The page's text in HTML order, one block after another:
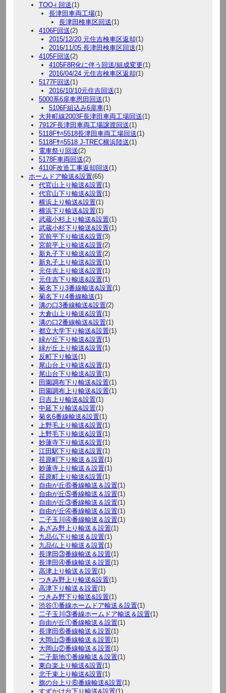
TOQ-i 回送(1)
長津田車両工場(1)
長津田検車区回送(1)
4106F回送(2)
2015/12/20 元住吉検車区返却(1)
2016/11/05 長津田検車区回送(1)
4105F回送(2)
4105F8R化に伴う回送/組成変更(1)
2016/04/24 元住吉検車区返却(1)
5177F回送(1)
2016/10/10元住吉回送(1)
5000系6扉車恩田回送(1)
5106F組込み6扉車(1)
大井町線2003F長津田車両工場回送(1)
7912F長津田車両工場譲渡回送(1)
5118Fｻﾊ5518長津田車両工場回送(1)
5118Fｻﾊ5518 J-TREC横浜陸送(1)
電車祭り回送(2)
5178F車両回送(2)
4110F改造工事返却回送(1)
ホームドア輸送&設置(65)
代官山上り輸送&設置(1)
代官山下り輸送&設置(1)
横浜上り輸送&設置(1)
横浜下り輸送&設置(1)
武蔵小杉上り輸送&設置(1)
武蔵小杉下り輸送&設置(1)
宮前平下り輸送&設置(3)
宮前平上り輸送&設置(2)
新丸子下り輸送&設置(2)
新丸子上り輸送&設置(1)
元住吉上り輸送&設置(1)
元住吉下り輸送&設置(1)
菊名下り3番線輸送&設置(1)
菊名下り4番線輸送(1)
溝の口3番線輸送&設置(2)
大倉山上り輸送&設置(1)
溝の口2番線輸送&設置(1)
都立大学下り輸送&設置(1)
緑が丘下り輸送&設置(1)
緑が丘上り輸送&設置(1)
反町下り輸送(1)
尾山台上り輸送&設置(1)
尾山台下り輸送&設置(1)
田園調布下り輸送&設置(1)
田園調布上り輸送&設置(1)
日吉上り輸送&設置(1)
中延下り輸送&設置(1)
菊名6番線輸送&設置(1)
上野毛上り輸送&設置(1)
上野毛下り輸送&設置(1)
妙蓮寺下り輸送&設置(1)
江田駅下り輸送&設置(1)
荏原町下り輸送＆設置(1)
妙蓮寺上り輸送＆設置(1)
荏原町上り輸送&設置(1)
自由が丘⑥番線輸送＆設置(1)
自由が丘⑤番線輸送＆設置(1)
自由が丘③番線輸送＆設置(1)
自由が丘④番線輸送＆設置(1)
二子玉川④番線輸送＆設置(1)
あざみ野上り輸送＆設置(1)
九品仏下り輸送＆設置(1)
九品仏上り輸送＆設置(1)
長津田③番線輸送＆設置(1)
長津田④番線輸送＆設置(1)
高津上り輸送＆設置(1)
つきみ野上り輸送&設置(1)
高津下り輸送＆設置(1)
つきみ野下り輸送&設置(1)
渋谷①番線ホームドア輸送＆設置(1)
二子玉川③番線ホームドア輸送＆設置(1)
自由が丘①番線輸送＆設置(1)
長津田⑥番線輸送＆設置(1)
大岡山③番線輸送＆設置(1)
大岡山②番線輸送＆設置(1)
二子新地①番線輸送＆設置(1)
東白楽上り輸送&設置(1)
北千束上り輸送&設置(1)
旗の台上り⑥番線輸送&設置(1)
すずかけ台下り輸送&設置(1)